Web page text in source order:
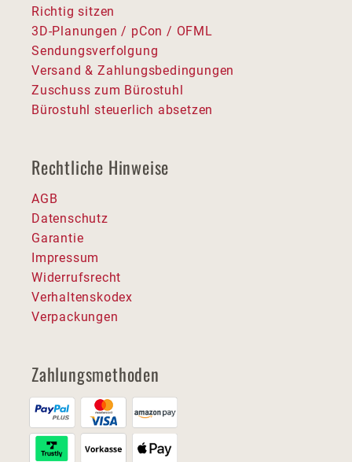
Richtig sitzen
3D-Planungen / pCon / OFML
Sendungsverfolgung
Versand & Zahlungsbedingungen
Zuschuss zum Bürostuhl
Bürostuhl steuerlich absetzen
Rechtliche Hinweise
AGB
Datenschutz
Garantie
Impressum
Widerrufsrecht
Verhaltenskodex
Verpackungen
Zahlungsmethoden